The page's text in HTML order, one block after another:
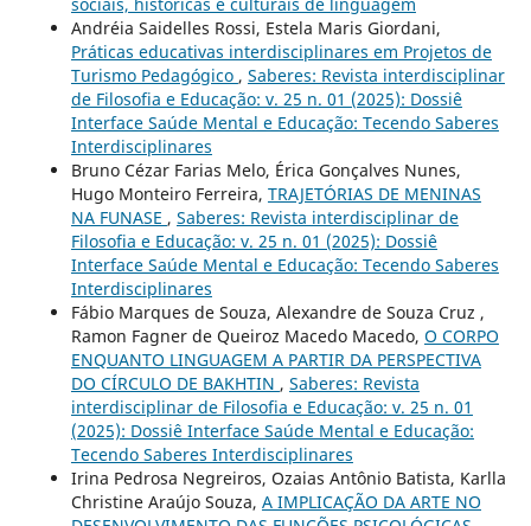
Andréia Saidelles Rossi, Estela Maris Giordani,
Práticas educativas interdisciplinares em Projetos de
Turismo Pedagógico , Saberes: Revista interdisciplinar
de Filosofia e Educação: v. 25 n. 01 (2025): Dossiê
Interface Saúde Mental e Educação: Tecendo Saberes
Interdisciplinares
Bruno Cézar Farias Melo, Érica Gonçalves Nunes,
Hugo Monteiro Ferreira, TRAJETÓRIAS DE MENINAS
NA FUNASE , Saberes: Revista interdisciplinar de
Filosofia e Educação: v. 25 n. 01 (2025): Dossiê
Interface Saúde Mental e Educação: Tecendo Saberes
Interdisciplinares
Fábio Marques de Souza, Alexandre de Souza Cruz ,
Ramon Fagner de Queiroz Macedo Macedo, O CORPO
ENQUANTO LINGUAGEM A PARTIR DA PERSPECTIVA
DO CÍRCULO DE BAKHTIN , Saberes: Revista
interdisciplinar de Filosofia e Educação: v. 25 n. 01
(2025): Dossiê Interface Saúde Mental e Educação:
Tecendo Saberes Interdisciplinares
Irina Pedrosa Negreiros, Ozaias Antônio Batista, Karlla
Christine Araújo Souza, A IMPLICAÇÃO DA ARTE NO